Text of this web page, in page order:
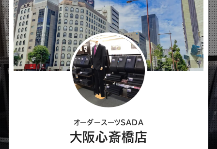
ェ
ア
し
て
く
だ
い
オーダースーツSADA
大阪心斎橋店